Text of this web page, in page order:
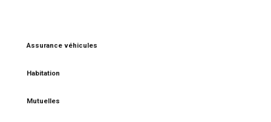
Assurance véhicules
Habitation
Mutuelles